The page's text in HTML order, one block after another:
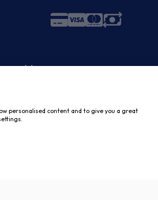
personalised content and to give you a great